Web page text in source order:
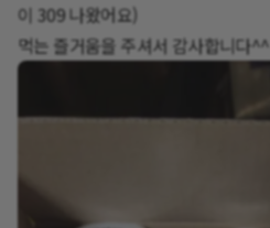
이 309 나왔어요)
먹는 즐거움을 주셔서 감사합니다^^